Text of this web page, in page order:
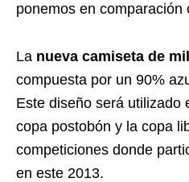
ponemos en comparación
La nueva camiseta de
compuesta por un 90%
Este diseño será utilizado
copa postobón y la copa
competiciones donde
en este 2013.